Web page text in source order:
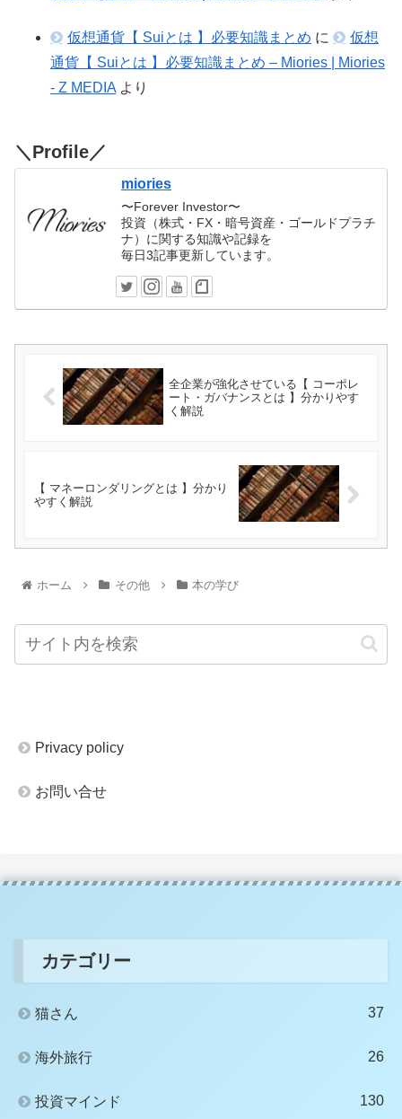
仮想通貨【 Suiとは 】必要知識まとめ に
仮想
通貨【 Suiとは 】必要知識まとめ – Miories | Miories
- Z MEDIA より
＼Profile／
miories
〜Forever Investor〜
投資（株式・FX・暗号資産・ゴールドプラチ
ナ）に関する知識や記録を
毎日3記事更新しています。
全企業が強化させている【 コーポレ
ート・ガバナンスとは 】分かりやす
く解説
【 マネーロンダリングとは 】分かり
やすく解説
ホーム その他 本の学び
Privacy policy
お問い合せ
カテゴリー
猫さん 37
海外旅行 26
投資マインド 130